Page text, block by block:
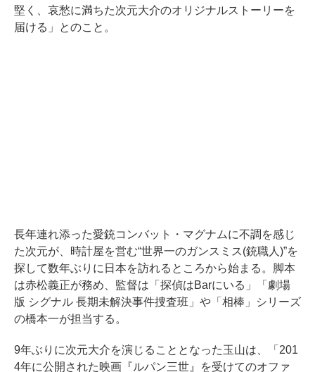
堅く、哀愁に満ちた次元大介のオリジナルストーリーを
届ける」とのこと。
長年連れ添った愛銃コンバット・マグナムに不調を感じ
た次元が、時計屋を営む“世界一のガンスミス(銃職人)”を
探して数年ぶりに日本を訪れるところから始まる。脚本
は赤松義正が務め、監督は「探偵はBarにいる」「劇場
版 シグナル 長期未解決事件捜査班」や「相棒」シリーズ
の橋本一が担当する。
9年ぶりに次元大介を演じることとなった玉山は、「201
4年に公開された映画『ルパン三世』を受けてのオファ